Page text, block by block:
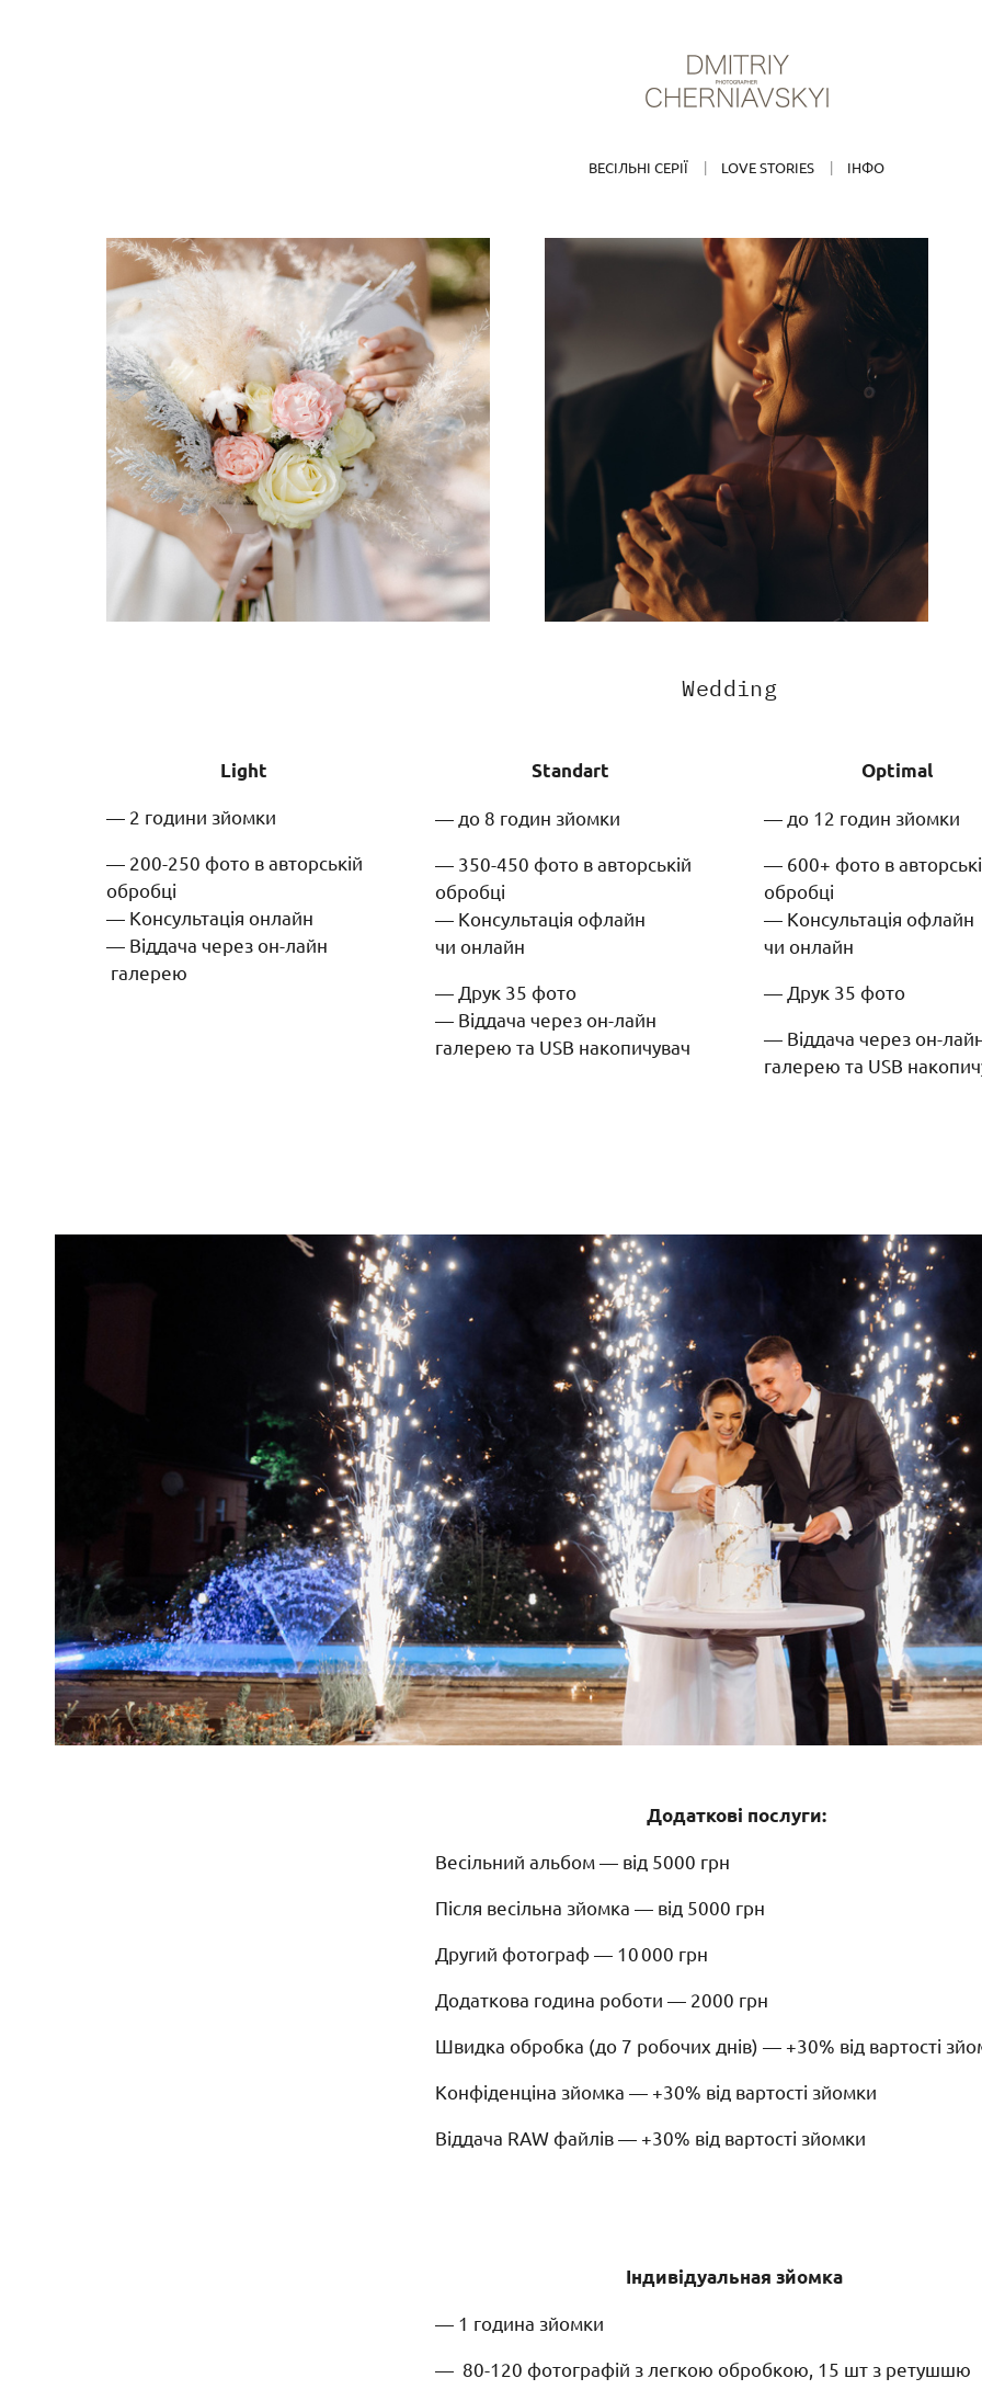
ВЕСІЛЬНІ СЕРІЇ LOVE STORIES ІНФО
Wedding
Light
— 2 години зйомки
— 200-250 фото в авторській
обробці
— Консультація онлайн
— Віддача через он-лайн
галерею
Standart
— до 8 годин зйомки
— 350-450 фото в авторській
обробці
— Консультація офлайн
чи онлайн
— Друк 35 фото
— Віддача через он-лайн
галерею та USB накопичувач
Optimal
— до 12 годин зйомки
— 600+ фото в
обробці
— Консультація офлайн
чи онлайн
— Друк 35 фото
— Віддача через он-
галерею та USB
Додаткові послуги:
Весільний альбом — від 5000 грн
Після весільна зйомка — від 5000 грн
Другий фотограф — 10 000 грн
Додаткова година роботи — 2000 грн
Швидка обробка (до 7 робочих днів) — +30% від вартості
Конфіденціна зйомка — +30% від вартості зйомки
Віддача RAW файлів — +30% від вартості зйомки
Індивідуальная зйомка
— 1 година зйомки
— 80-120 фотографій з легкою обробкою, 15 шт з ретушшю